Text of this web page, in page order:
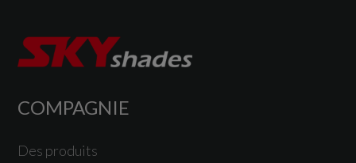
COMPAGNIE
Des produits